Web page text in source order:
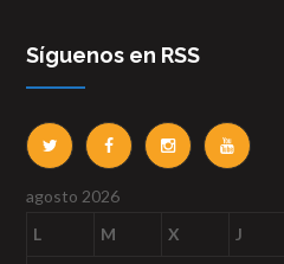
Síguenos en RSS
agosto 2026
L
M X J